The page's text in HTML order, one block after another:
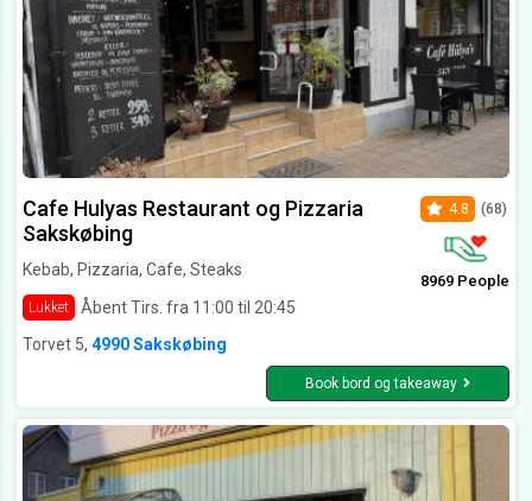
Cafe Hulyas Restaurant og Pizzaria
Sakskøbing
Kebab, Pizzaria, Cafe, Steaks
Lukket Åbent Tirs. fra 11:00 til 20:45
4.8 (68)
8969 People
Torvet 5, 4990 Sakskøbing
Book bord og takeaway